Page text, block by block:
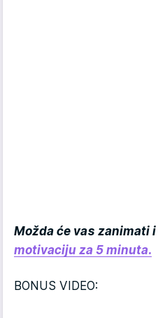
Možda će vas zanimati i
motivaciju za 5 minuta.
BONUS VIDEO: